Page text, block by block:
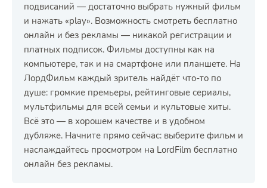
подвисаний — достаточно выбрать нужный фильм
и нажать «play». Возможность смотреть бесплатно
онлайн и без рекламы — никакой регистрации и
платных подписок. Фильмы доступны как на
компьютере, так и на смартфоне или планшете. На
ЛордФильм каждый зритель найдёт что-то по
душе: громкие премьеры, рейтинговые сериалы,
мультфильмы для всей семьи и культовые хиты.
Всё это — в хорошем качестве и в удобном
дубляже. Начните прямо сейчас: выберите фильм и
наслаждайтесь просмотром на LordFilm бесплатно
онлайн без рекламы.